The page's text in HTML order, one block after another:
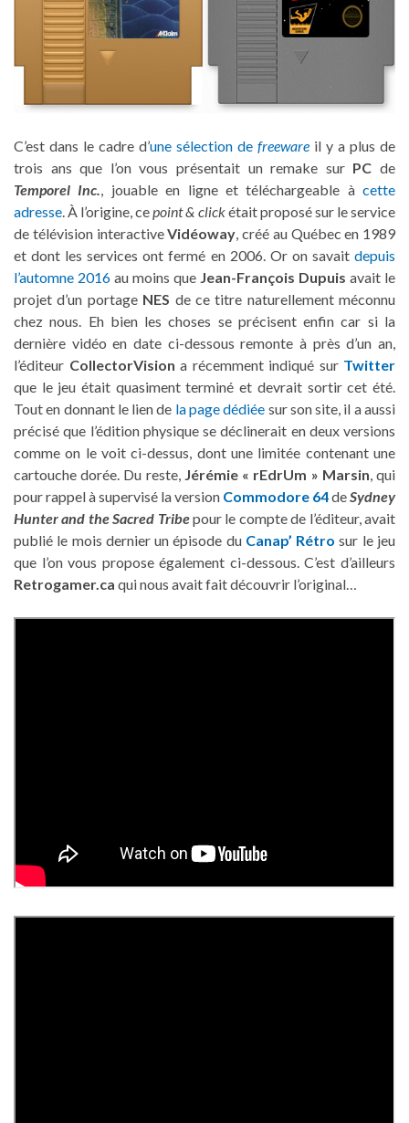
C’est dans le cadre d’une sélection de freeware il y a plus de
trois ans que l’on vous présentait un remake sur PC de
Temporel Inc., jouable en ligne et téléchargeable à cette
adresse. À l’origine, cepoint & clickétait proposé sur le service
de télévision interactiveVidéoway, créé au Québec en 1989
et dont les services ont fermé en 2006. Or on savait depuis
l’automne 2016 au moins que Jean-François Dupuis avait le
projet d’un portage NES de ce titre naturellement méconnu
chez nous. Eh bien les choses se précisent enfin car si la
dernière vidéo en date ci-dessous remonte à près d’un an,
l’éditeur CollectorVision a récemment indiqué sur Twitter
que le jeu était quasiment terminé et devrait sortir cet été.
Tout en donnant le lien de la page dédiée sur son site, il a aussi
précisé que l’édition physique se déclinerait en deux versions
comme on le voit ci-dessus, dont une limitée contenant une
cartouche dorée. Du reste, Jérémie « rEdrUm » Marsin, qui
pour rappel à supervisé la version Commodore 64deSydney
Hunter and the Sacred Tribepour le compte de l’éditeur, avait
publié le mois dernier un épisode du Canap’ Rétro sur le jeu
que l’on vous propose également ci-dessous. C’est d’ailleurs
Retrogamer.ca qui nous avait fait découvrir l’original…